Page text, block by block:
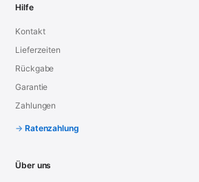
Hilfe
Kontakt
Lieferzeiten
Rückgabe
Garantie
Zahlungen
Ratenzahlung
Über uns